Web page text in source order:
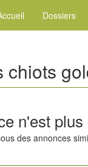
Dossiers
chiots
n'est plus
des annonces